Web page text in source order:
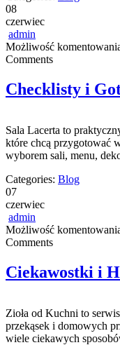
08
czerwiec
admin
Możliwość
Comments
Checklisty i
Sala Lacerta to
które chcą przygotować
wyborem sali, menu,
Categories: Blog
07
czerwiec
admin
Możliwość
Comments
Ciekawostki i
Zioła od Kuchni to
przekąsek i domowych
wiele ciekawych